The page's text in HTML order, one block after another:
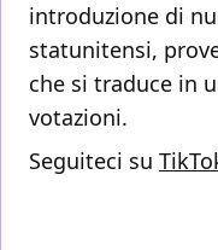
introduzione di
statunitensi,
che si traduce in
votazioni.
Seguiteci su